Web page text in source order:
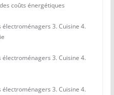
coûts énergétiques
3. Cuisine 4.
3. Cuisine 4.
3. Cuisine 4.